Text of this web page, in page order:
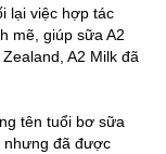
lại việc hợp tác
mẽ, giúp sữa A2
A2 Milk đã
tên tuổi bơ sữa
nhưng đã được